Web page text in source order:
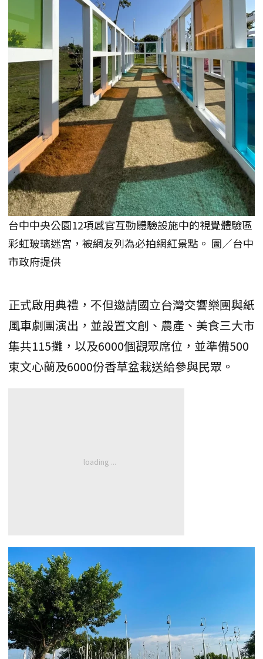
台中中央公園12項感官互動體驗設施中的視覺體驗區
彩虹玻璃迷宮，被網友列為必拍網紅景點。 圖／台中
市政府提供
正式啟用典禮，不但邀請國立台灣交響樂團與紙
風車劇團演出，並設置文創、農產、美食三大市
集共115攤，以及6000個觀眾席位，並準備500
束文心蘭及6000份香草盆栽送給參與民眾。